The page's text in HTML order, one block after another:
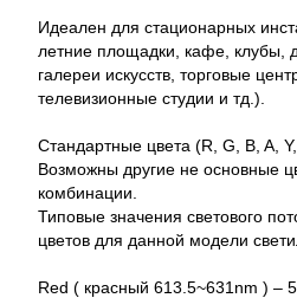
Идеален для стационарных
летние площадки, кафе, клубы,
галереи искусств, торговые
телевизионные студии и тд.).
Стандартные цвета (R, G, B, A,
Возможны другие не основные
комбинации.
Типовые значения светового
цветов для данной модели
Red ( красный 613.5~631nm ) –